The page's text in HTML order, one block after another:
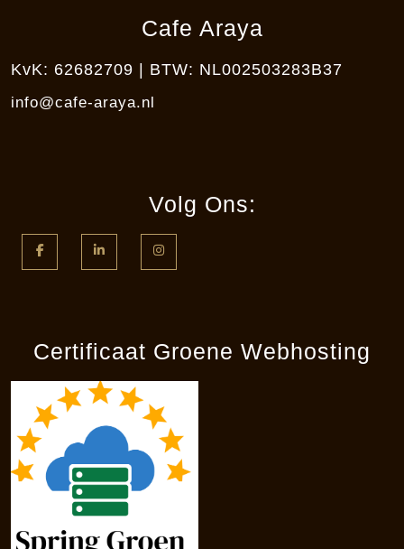
Cafe Araya
KvK: 62682709 | BTW: NL002503283B37
info@cafe-araya.nl
Volg Ons:
Facebook LinkedIn
Certificaat Groene Webhosting